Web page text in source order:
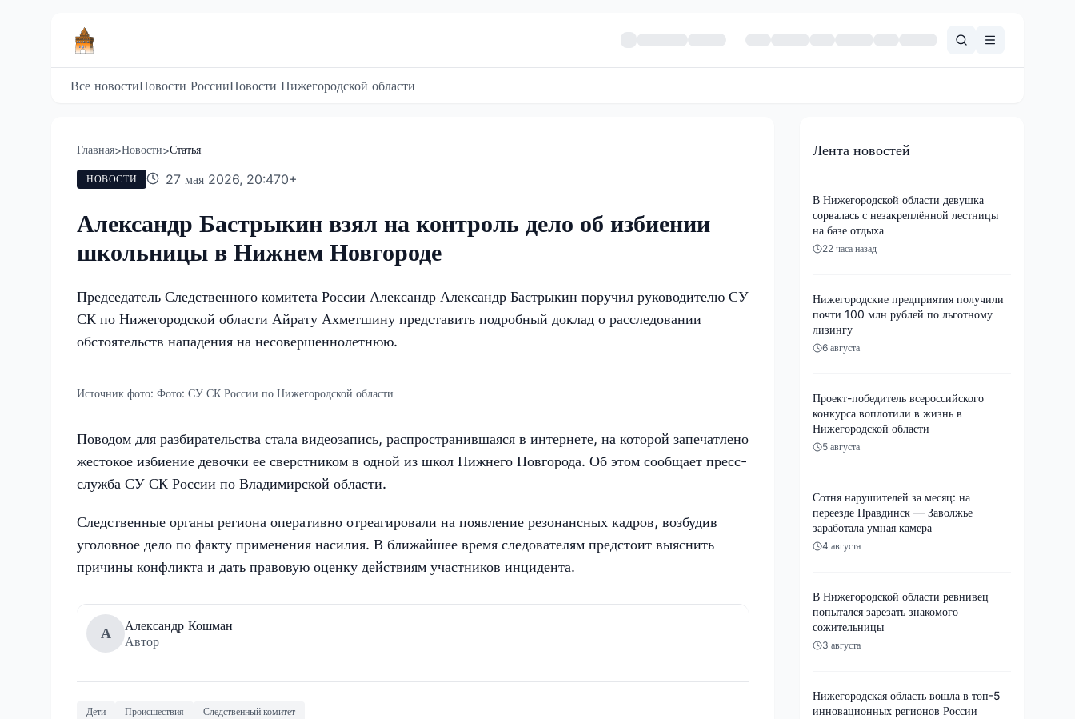
Все новостиНовости РоссииНовости Нижегородской области
Главная>Новости>Статья
НОВОСТИ 27 мая 2026, 20:470+
Александр Бастрыкин взял на контроль дело об избиении
школьницы в Нижнем Новгороде
Председатель Следственного комитета России Александр Александр Бастрыкин поручил руководителю СУ
СК по Нижегородской области Айрату Ахметшину представить подробный доклад о расследовании
обстоятельств нападения на несовершеннолетнюю.
Источник фото: Фото: СУ СК России по Нижегородской области
Поводом для разбирательства стала видеозапись, распространившаяся в интернете, на которой запечатлено
жестокое избиение девочки ее сверстником в одной из школ Нижнего Новгорода. Об этом сообщает пресс-
служба СУ СК России по Владимирской области.
Следственные органы региона оперативно отреагировали на появление резонансных кадров, возбудив
уголовное дело по факту применения насилия. В ближайшее время следователям предстоит выяснить
причины конфликта и дать правовую оценку действиям участников инцидента.
А
Александр Кошман
Автор
Дети Происшествия Следственный комитет
Лента новостей
В Нижегородской области девушка
сорвалась с незакреплённой лестницы
на базе отдыха
22 часа назад
Нижегородские предприятия получили
почти 100 млн рублей по льготному
лизингу
6 августа
Проект-победитель всероссийского
конкурса воплотили в жизнь в
Нижегородской области
5 августа
Сотня нарушителей за месяц: на
переезде Правдинск — Заволжье
заработала умная камера
4 августа
В Нижегородской области ревнивец
попытался зарезать знакомого
сожительницы
3 августа
Нижегородская область вошла в топ-5
инновационных регионов России